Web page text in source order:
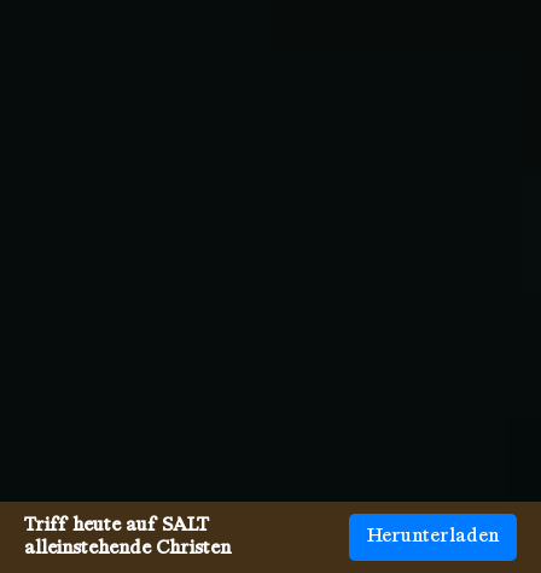
Triff heute auf SALT
alleinstehende Christen
Herunterladen